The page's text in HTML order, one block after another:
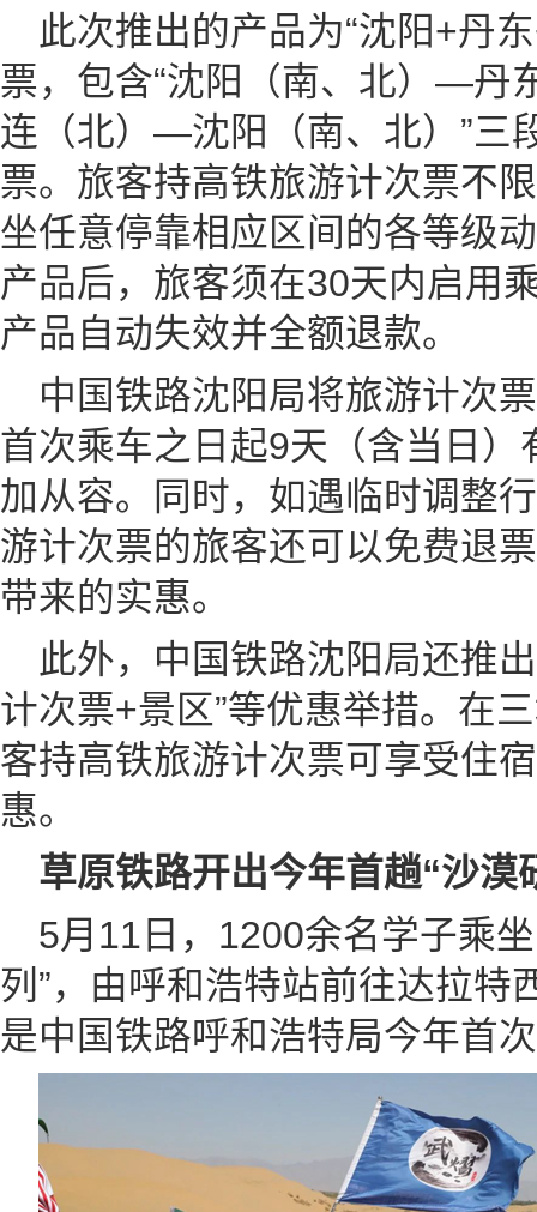
此次推出的产品为“沈阳+丹
票，包含“沈阳（南、北）—丹
连（北）—沈阳（南、北）”三
票。旅客持高铁旅游计次票不
坐任意停靠相应区间的各等级
产品后，旅客须在30天内启用
产品自动失效并全额退款。
中国铁路沈阳局将旅游计次
首次乘车之日起9天（含当日
加从容。同时，如遇临时调整
游计次票的旅客还可以免费退
带来的实惠。
此外，中国铁路沈阳局还推
计次票+景区”等优惠举措。在
客持高铁旅游计次票可享受住
惠。
草原铁路开出今年首趟“沙漠
5月11日，1200余名学子乘
列”，由呼和浩特站前往达拉特
是中国铁路呼和浩特局今年首